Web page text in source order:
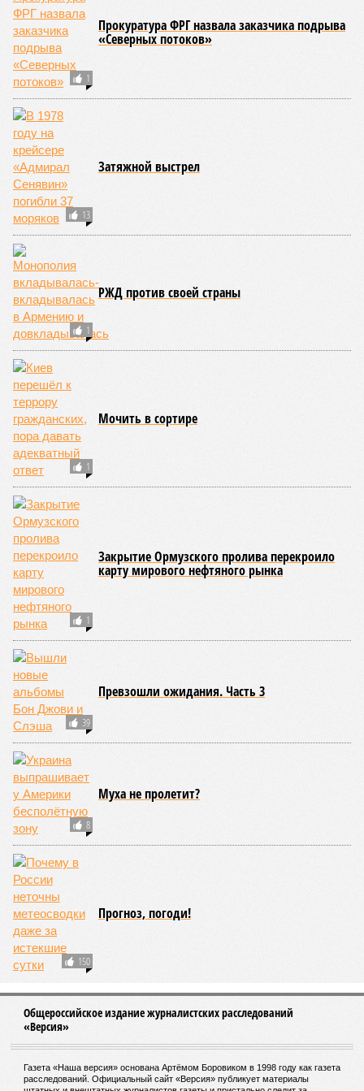
1
Прокуратура ФРГ назвала заказчика подрыва
«Северных потоков»
13
Затяжной выстрел
1
РЖД против своей страны
1
Мочить в сортире
1
Закрытие Ормузского пролива перекроило
карту мирового нефтяного рынка
39
Превзошли ожидания. Часть 3
8
Муха не пролетит?
150
Прогноз, погоди!
Общероссийское издание журналистских расследований
«Версия»
Газета «Наша версия» основана Артёмом Боровиком в 1998 году как газета
расследований. Официальный сайт «Версия» публикует материалы